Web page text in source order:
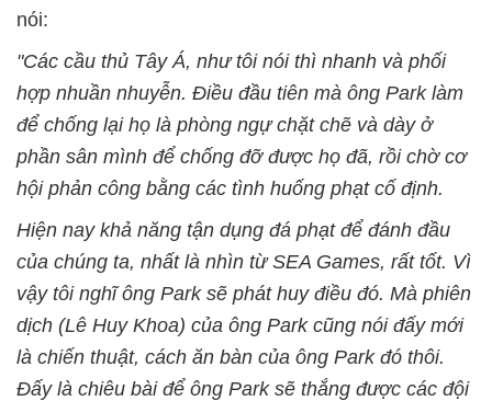
nói:
"Các cầu thủ Tây Á, như tôi nói thì nhanh và phối
hợp nhuần nhuyễn. Điều đầu tiên mà ông Park làm
để chống lại họ là phòng ngự chặt chẽ và dày ở
phần sân mình để chống đỡ được họ đã, rồi chờ cơ
hội phản công bằng các tình huống phạt cố định.
Hiện nay khả năng tận dụng đá phạt để đánh đầu
của chúng ta, nhất là nhìn từ SEA Games, rất tốt. Vì
vậy tôi nghĩ ông Park sẽ phát huy điều đó. Mà phiên
dịch (Lê Huy Khoa) của ông Park cũng nói đấy mới
là chiến thuật, cách ăn bàn của ông Park đó thôi.
Đấy là chiêu bài để ông Park sẽ thắng được các đội